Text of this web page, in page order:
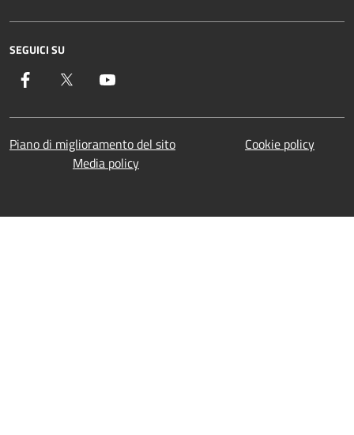
SEGUICI SU
Facebook Twitter
Piano di miglioramento del sito
Cookie policy
Media policy